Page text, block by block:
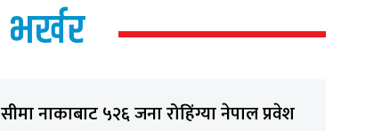
भर्खर
सीमा नाकाबाट ५२६ जना रोहिंग्या नेपाल प्रवेश